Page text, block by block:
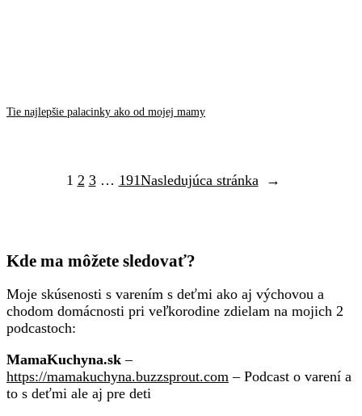
Tie najlepšie palacinky ako od mojej mamy
1 2 3 … 191Nasledujúca stránka →
Kde ma môžete sledovať?
Moje skúsenosti s varením s deťmi ako aj výchovou a
chodom domácnosti pri veľkorodine zdielam na mojich 2
podcastoch:
MamaKuchyna.sk –
https://mamakuchyna.buzzsprout.com – Podcast o varení a
to s deťmi ale aj pre deti